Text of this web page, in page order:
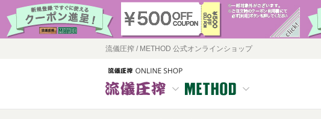
流儀圧搾 / METHOD 公式オンラインショップ